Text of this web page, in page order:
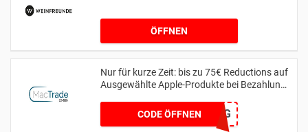
ÖFFNEN
Nur für kurze Zeit: bis zu 75€ Reductions auf
Ausgewählte Apple-Produkte bei Bezahlung
CODE ÖFFNEN
MTSPAR-75FZG